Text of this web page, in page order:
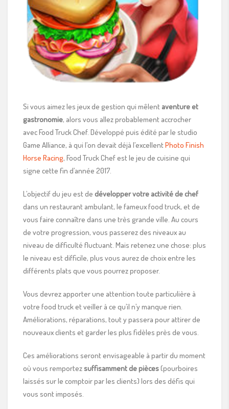
Si vous aimez les jeux de gestion qui mêlent aventure et
gastronomie, alors vous allez probablement accrocher
avec Food Truck Chef. Développé puis édité par le studio
Game Alliance, à qui l’on devait déjà l’excellentPhoto Finish
Horse Racing, Food Truck Chef est le jeu de cuisine qui
signe cette fin d’année 2017.
L’objectif du jeu est de développer votre activité de chef
dans un restaurant ambulant, le fameux food truck, et de
vous faire connaître dans une très grande ville. Au cours
de votre progression, vous passerez des niveaux au
niveau de difficulté fluctuant. Mais retenez une chose: plus
le niveau est difficile, plus vous aurez de choix entre les
différents plats que vous pourrez proposer.
Vous devrez apporter une attention toute particulière à
votre food truck et veiller à ce qu’il n’y manque rien.
Améliorations, réparations, tout y passera pour attirer de
nouveaux clients et garder les plus fidèles près de vous.
Ces améliorations seront envisageable à partir du moment
où vous remportezsuffisamment de pièces(pourboires
laissés sur le comptoir par les clients) lors des défis qui
vous sont imposés.